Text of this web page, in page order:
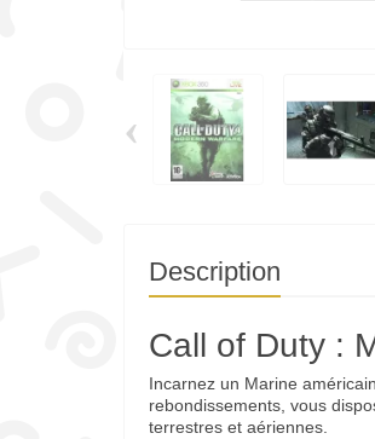
‹
Description
Call of Duty :
Incarnez un Marine
rebondissements, vous
terrestres et aériennes.